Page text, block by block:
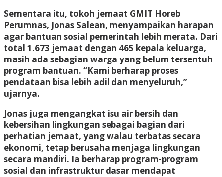
Sementara itu, tokoh jemaat GMIT Horeb
Perumnas, Jonas Salean, menyampaikan harapan
agar bantuan sosial pemerintah lebih merata. Dari
total 1.673 jemaat dengan 465 kepala keluarga,
masih ada sebagian warga yang belum tersentuh
program bantuan. “Kami berharap proses
pendataan bisa lebih adil dan menyeluruh,”
ujarnya.
Jonas juga mengangkat isu air bersih dan
kebersihan lingkungan sebagai bagian dari
perhatian jemaat, yang walau terbatas secara
ekonomi, tetap berusaha menjaga lingkungan
secara mandiri. Ia berharap program-program
sosial dan infrastruktur dasar mendapat